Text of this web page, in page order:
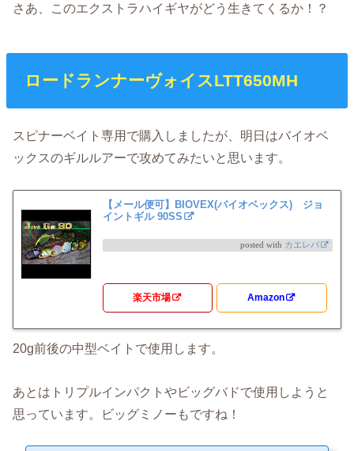
さあ、このエクストラハイギヤがどう生きてくるか！？
ロードランナーヴォイスLTT650MH
スピナーベイト専用で購入しましたが、明日はバイオベ
ックスのギルルアーで攻めてみたいと思います。
【メール便可】BIOVEX(バイオベックス) ジョ
イントギル 90SS
posted with カエレバ
楽天市場 Amazon
20g前後の中型ベイトで使用します。
あとはトリプルインパクトやビッグバドで使用しようと
思っています。ビッグミノーもですね！